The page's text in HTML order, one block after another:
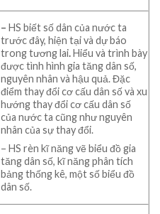
–HS biết số dân của nước ta
trước đây, hiện tại và dự báo
trong tương lai.Hiểu và trình bày
được tình hình gia tăng dân số,
nguyên nhân và hậu quả.Đặc
điểm thay đổi cơ cấu dân số và xu
hướng thay đổi cơ cấu dân số
của nước ta cũng như nguyên
nhân của sự thay đổi.
– HS rèn kĩ năng vẽ biểu đồ gia
tăng dân số, kĩ năng phân tích
bảng thống kê, một số biểu đồ
dân số.